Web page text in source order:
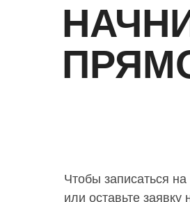
Чтобы записаться
или оставьте